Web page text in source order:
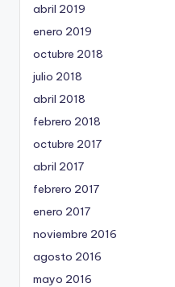
abril 2019
enero 2019
octubre 2018
julio 2018
abril 2018
febrero 2018
octubre 2017
abril 2017
febrero 2017
enero 2017
noviembre 2016
agosto 2016
mayo 2016